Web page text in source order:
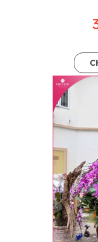
•
•
nếu
loại